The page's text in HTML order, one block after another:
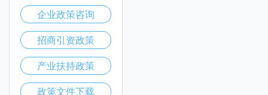
企业政策咨询
招商引资政策
产业扶持政策
政策文件下载